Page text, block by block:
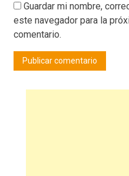
Guardar mi nombre,
este navegador para la
comentario.